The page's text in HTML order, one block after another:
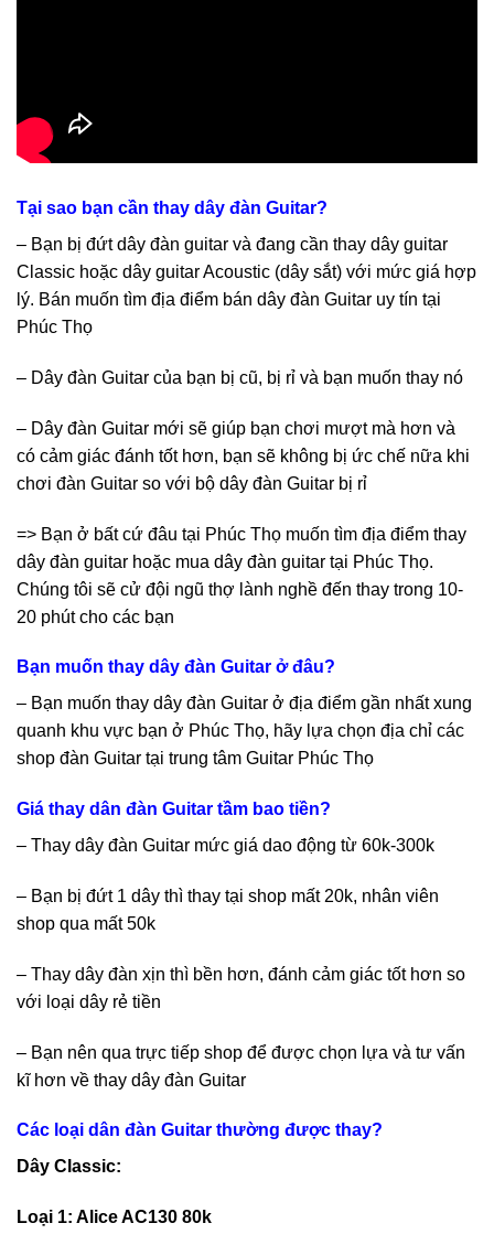
Tại sao bạn cần thay dây đàn Guitar?
– Bạn bị đứt dây đàn guitar và đang cần thay dây guitar
Classic hoặc dây guitar Acoustic (dây sắt) với mức giá hợp
lý. Bán muốn tìm địa điểm bán dây đàn Guitar uy tín tại
Phúc Thọ
– Dây đàn Guitar của bạn bị cũ, bị rỉ và bạn muốn thay nó
– Dây đàn Guitar mới sẽ giúp bạn chơi mượt mà hơn và
có cảm giác đánh tốt hơn, bạn sẽ không bị ức chế nữa khi
chơi đàn Guitar so với bộ dây đàn Guitar bị rỉ
=> Bạn ở bất cứ đâu tại Phúc Thọ muốn tìm địa điểm thay
dây đàn guitar hoặc mua dây đàn guitar tại Phúc Thọ.
Chúng tôi sẽ cử đội ngũ thợ lành nghề đến thay trong 10-
20 phút cho các bạn
Bạn muốn thay dây đàn Guitar ở đâu?
– Bạn muốn thay dây đàn Guitar ở địa điểm gần nhất xung
quanh khu vực bạn ở Phúc Thọ, hãy lựa chọn địa chỉ các
shop đàn Guitar tại trung tâm Guitar Phúc Thọ
Giá thay dân đàn Guitar tầm bao tiền?
– Thay dây đàn Guitar mức giá dao động từ 60k-300k
– Bạn bị đứt 1 dây thì thay tại shop mất 20k, nhân viên
shop qua mất 50k
– Thay dây đàn xịn thì bền hơn, đánh cảm giác tốt hơn so
với loại dây rẻ tiền
– Bạn nên qua trực tiếp shop để được chọn lựa và tư vấn
kĩ hơn về thay dây đàn Guitar
Các loại dân đàn Guitar thường được thay?
Dây Classic:
Loại 1: Alice AC130 80k